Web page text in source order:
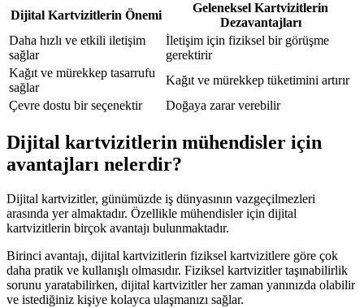
Dijital Kartvizitlerin Önemi
Geleneksel Kartvizitlerin
Dezavantajları
Daha hızlı ve etkili iletişim
sağlar
İletişim için fiziksel bir görüşme
gerektirir
Kağıt ve mürekkep tasarrufu
sağlar
Kağıt ve mürekkep tüketimini artırır
Çevre dostu bir seçenektir
Doğaya zarar verebilir
Dijital kartvizitlerin mühendisler için
avantajları nelerdir?
Dijital kartvizitler, günümüzde iş dünyasının vazgeçilmezleri
arasında yer almaktadır. Özellikle mühendisler için dijital
kartvizitlerin birçok avantajı bulunmaktadır.
Birinci avantajı, dijital kartvizitlerin fiziksel kartvizitlere göre çok
daha pratik ve kullanışlı olmasıdır. Fiziksel kartvizitler taşınabilirlik
sorunu yaratabilirken, dijital kartvizitler her zaman yanınızda olabilir
ve istediğiniz kişiye kolayca ulaşmanızı sağlar.